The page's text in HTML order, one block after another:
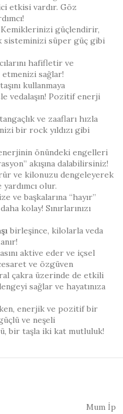
etkisi vardır. Göz
Kemiklerinizi güçlendirir,
sisteminizi süper güç gibi
hafifletir ve
etmenizi sağlar!
kullanmaya
vedalaşın! Pozitif enerji
ve zaafları hızla
bir rock yıldızı gibi
önündeki engelleri
akışına dalabilirsiniz!
ve kilonuzu dengeleyerek
olur.
ve başkalarına “hayır”
kolay! Sınırlarınızı
birleşince, kilolarla veda
aktive eder ve içsel
ve özgüven
çakra üzerinde de etkili
sağlar ve hayatınıza
enerjik ve pozitif bir
ve neşeli
bir taşla iki kat mutluluk!
Mum İp